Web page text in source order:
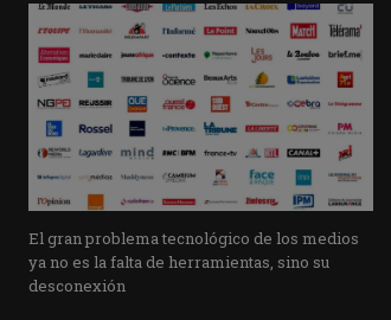
El gran problema tecnológico de los medios
ya no es la falta de herramientas, sino su
desconexión